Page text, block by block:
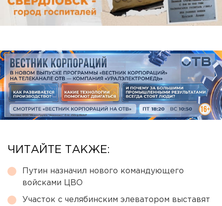
ЧИТАЙТЕ ТАКЖЕ:
Путин назначил нового командующего
войсками ЦВО
Участок с челябинским элеватором выставят